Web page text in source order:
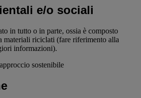
e/o sociali
in tutto o in parte, ossia è composto
materiali riciclati (fare riferimento alla
informazioni).
sostenibile